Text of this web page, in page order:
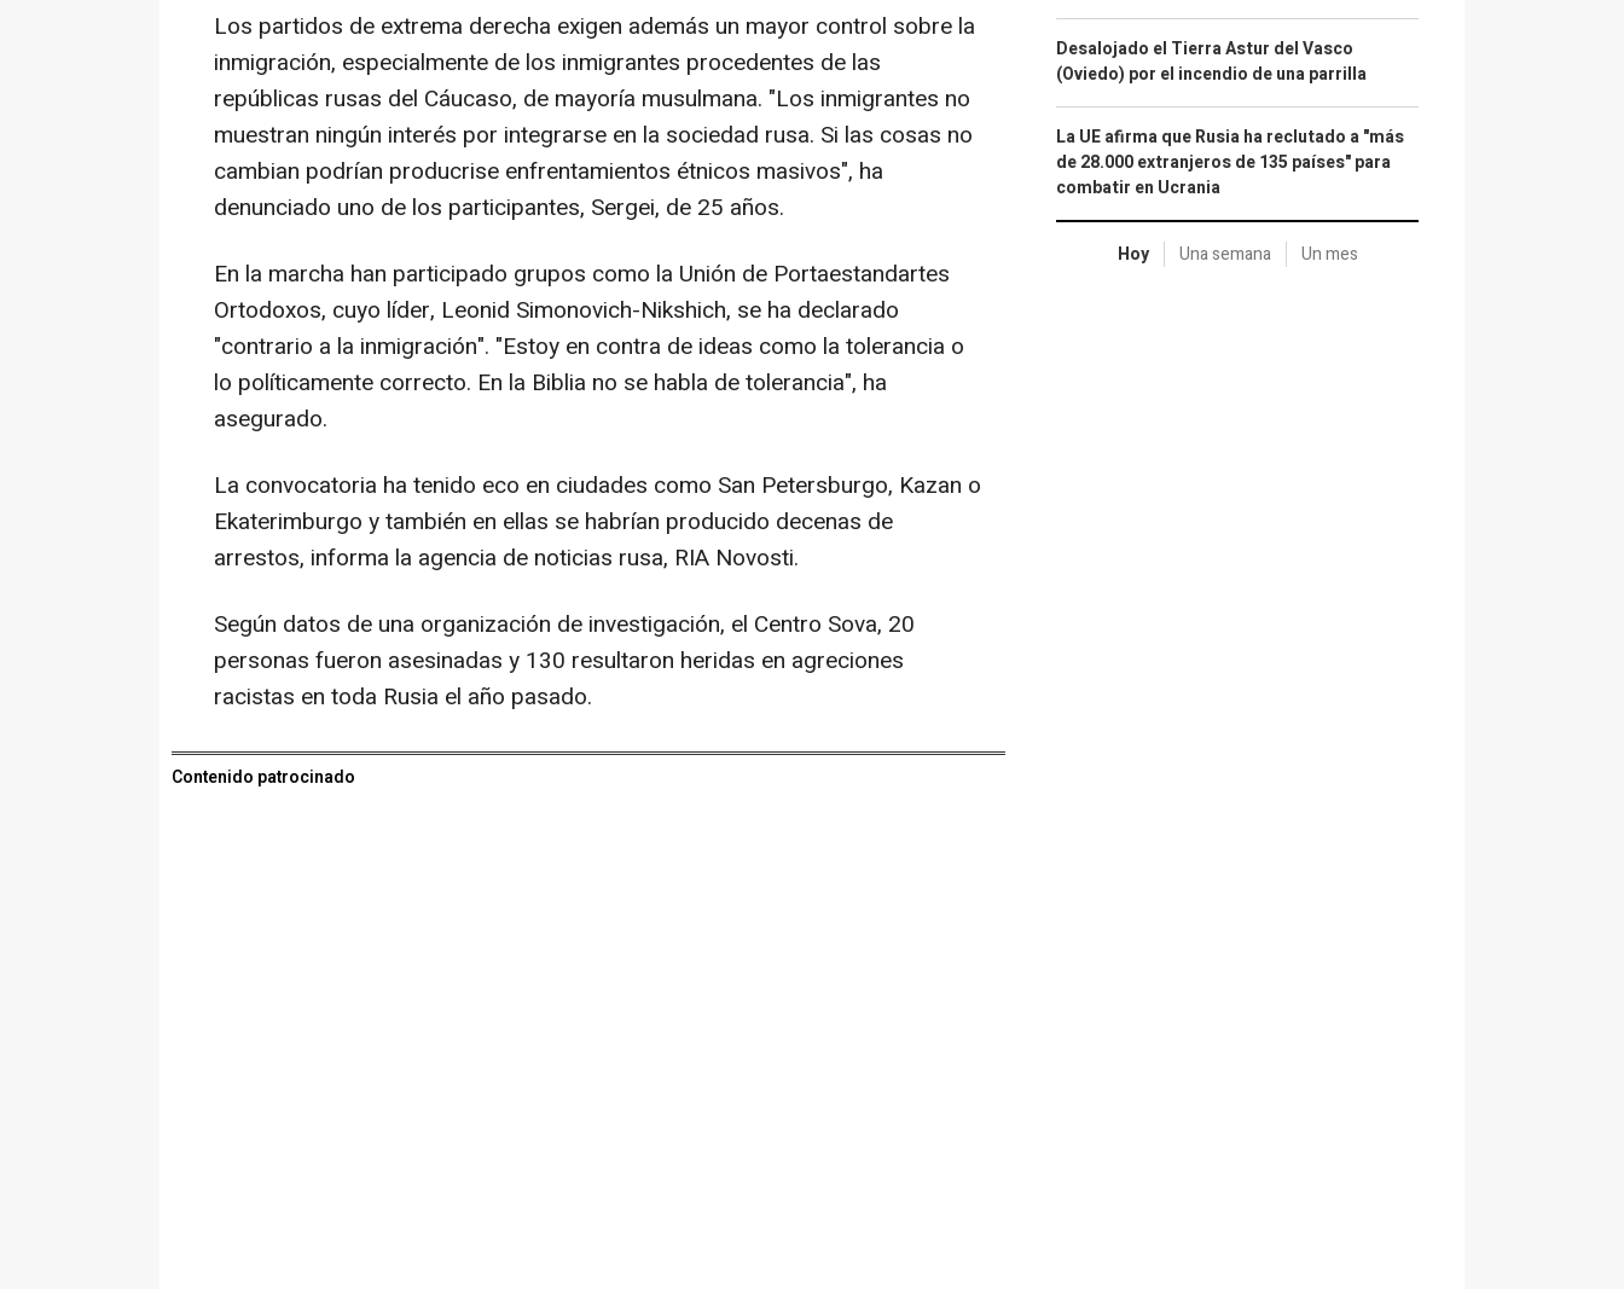
Los partidos de extrema derecha exigen además un mayor control sobre la
inmigración, especialmente de los inmigrantes procedentes de las
repúblicas rusas del Cáucaso, de mayoría musulmana. "Los inmigrantes no
muestran ningún interés por integrarse en la sociedad rusa. Si las cosas no
cambian podrían producrise enfrentamientos étnicos masivos", ha
denunciado uno de los participantes, Sergei, de 25 años.
En la marcha han participado grupos como la Unión de Portaestandartes
Ortodoxos, cuyo líder, Leonid Simonovich-Nikshich, se ha declarado
"contrario a la inmigración". "Estoy en contra de ideas como la tolerancia o
lo políticamente correcto. En la Biblia no se habla de tolerancia", ha
asegurado.
La convocatoria ha tenido eco en ciudades como San Petersburgo, Kazan o
Ekaterimburgo y también en ellas se habrían producido decenas de
arrestos, informa la agencia de noticias rusa, RIA Novosti.
Según datos de una organización de investigación, el Centro Sova, 20
personas fueron asesinadas y 130 resultaron heridas en agreciones
racistas en toda Rusia el año pasado.
Contenido patrocinado
Desalojado el Tierra Astur del Vasco
(Oviedo) por el incendio de una parrilla
La UE afirma que Rusia ha reclutado a "más
de 28.000 extranjeros de 135 países" para
combatir en Ucrania
Hoy Una semana Un mes